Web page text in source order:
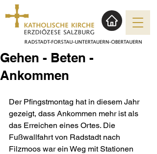
Gehen - Beten -
Ankommen
Der Pfingstmontag hat in diesem Jahr
gezeigt, dass Ankommen mehr ist als
das Erreichen eines Ortes. Die
Fußwallfahrt von Radstadt nach
Filzmoos war ein Weg mit Stationen